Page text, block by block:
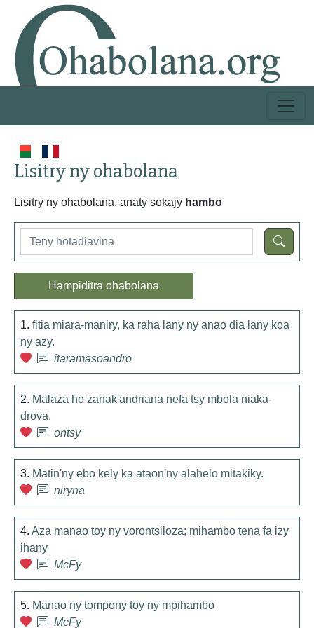
Lisitry ny ohabolana
Lisitry ny ohabolana, anaty sokajy hambo
Hampiditra ohabolana
1. fitia miara-maniry, ka raha lany ny anao dia lany koa
ny azy.
itaramasoandro
2. Malaza ho zanak'andriana nefa tsy mbola niaka-
drova.
ontsy
3. Matin'ny ebo kely ka ataon'ny alahelo mitakiky.
niryna
4. Aza manao toy ny vorontsiloza; mihambo tena fa izy
ihany
McFy
5. Manao ny tompony toy ny mpihambo
McFy